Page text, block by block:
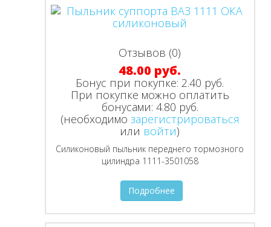
Отзывов (0)
48.00 руб.
Бонус при покупке:2.40 руб.
При покупке можно оплатить
бонусами: 4.80 руб.
(необходимо зарегистрироваться
или войти)
Силиконовый пыльник переднего тормозного
цилиндра 1111-3501058
Подробнее